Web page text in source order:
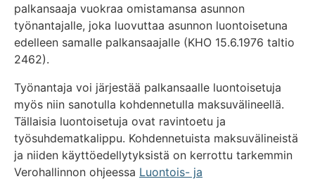
palkansaaja vuokraa omistamansa asunnon
työnantajalle, joka luovuttaa asunnon luontoisetuna
edelleen samalle palkansaajalle (KHO 15.6.1976 taltio
2462).
Työnantaja voi järjestää palkansaalle luontoisetuja
myös niin sanotulla kohdennetulla maksuvälineellä.
Tällaisia luontoisetuja ovat ravintoetu ja
työsuhdematkalippu. Kohdennetuista maksuvälineistä
ja niiden käyttöedellytyksistä on kerrottu tarkemmin
Verohallinnon ohjeessa Luontois- ja